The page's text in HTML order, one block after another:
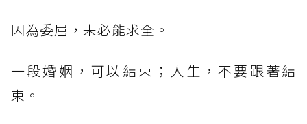
因為委屈，未必能求全。
一段婚姻，可以結束；人生，不要跟著結
束。